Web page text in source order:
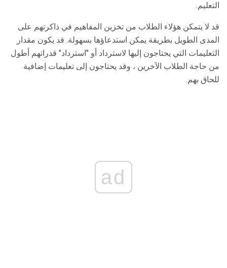
التعليم.
قد لا يتمكن هؤلاء الطلاب من تخزين المفاهيم في ذاكرتهم على
المدى الطويل بطريقة يمكن استدعاؤها بسهولة. قد يكون مقدار
التعليمات التي يحتاجون إليها لاسترداد أو "استرداد" قدراتهم أطول
من حاجة الطلاب الآخرين ، وقد يحتاجون إلى تعليمات إضافية
للحاق بهم.
ad